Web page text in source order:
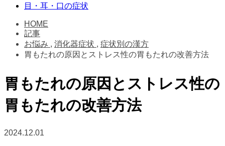
目・耳・口の症状
HOME
記事
お悩み , 消化器症状 , 症状別の漢方
胃もたれの原因とストレス性の胃もたれの改善方法
胃もたれの原因とストレス性の
胃もたれの改善方法
2024.12.01